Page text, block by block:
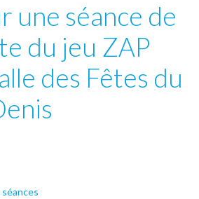
une séance de
du jeu ZAP
des Fêtes du